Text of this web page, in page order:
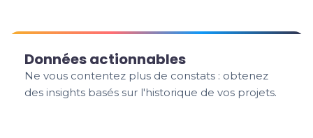
Données actionnables
Ne vous contentez plus de constats : obtenez
des insights basés sur l'historique de vos projets.